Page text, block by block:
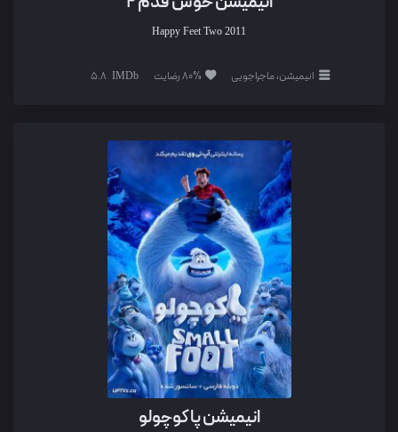
Happy Feet Two 2011
انیمیشن، ماجراجویی 80% رضایت
انیمیشن پا کوچولو